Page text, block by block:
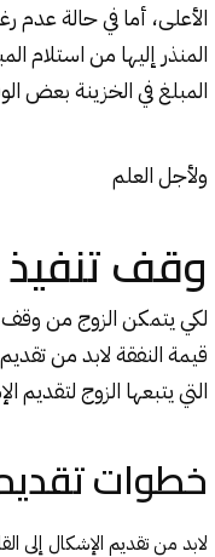
الأعلى، أما في حالة عدم
المنذر إليها من استلام
المبلغ في الخزينة بعض
ولأجل العلم
وقف
لكي يتمكن الزوج من
قيمة النفقة لابد من
التي يتبعها الزوج لتقديم
خطوات
لابد من تقديم الإشكال إلى